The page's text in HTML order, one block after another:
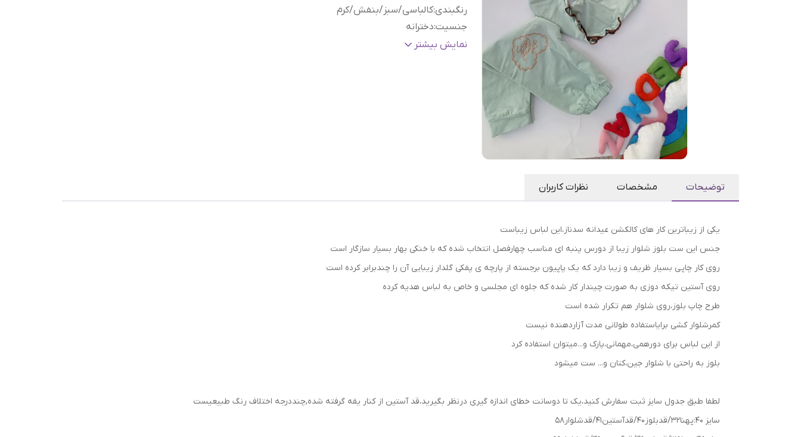
رنگبندی:کالباسی/سبز/بنفش/کرم
جنسیت:دخترانه
رده
۲/۵تا ۸سال(سن ارائه شده تقریبیست،لطفا طبق نمایش بیشتر
توضیحات مشخصات نظرات کاربران
یکی از زیباترین کار های کالکشن عیدانه سدناز،این لباس زیباست
جنس این ست بلوز شلوار زیبا از دورس پنبه ای مناسب چهارفصل انتخاب شده که با خنکی بهار بسیار سازگار است
روی کار چاپی بسیار ظریف و زیبا دارد که یک پاپیون برجسته از پارچه ی پفکی گلدار زیبایی آن را چندبرابر کرده است
روی آستین تیکه دوزی به صورت چیندار کار شده که جلوه ای مجلسی و خاص به لباس هدیه کرده
طرح چاپ بلوز،روی شلوار هم تکرار شده است
کمرشلوار کشی برایاستفاده طولانی مدت آزاردهنده نیست
از این لباس برای دورهمی،مهمانی،پارک و...میتوان استفاده کرد
بلوز به راحتی با شلوار جین،کتان و... ست میشود
لطفا طبق جدول سایز ثبت سفارش کنید،یک تا دوسانت خطای اندازه گیری درنظر بگیرید،قد آستین از کنار یقه گرفته شده,چنددرجه اختلاف رنگ طبیعیست
سایز 40:پهنا32/قدبلوز40/قدآستین41/قدشلوار58